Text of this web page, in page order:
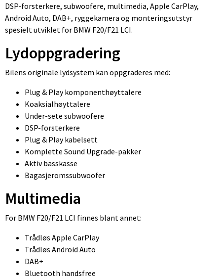
DSP-forsterkere, subwoofere, multimedia, Apple CarPlay,
Android Auto, DAB+, ryggekamera og monteringsutstyr
spesielt utviklet for BMW F20/F21 LCI.
Lydoppgradering
Bilens originale lydsystem kan oppgraderes med:
Plug & Play komponenthøyttalere
Koaksialhøyttalere
Under-sete subwoofere
DSP-forsterkere
Plug & Play kabelsett
Komplette Sound Upgrade-pakker
Aktiv basskasse
Bagasjeromssubwoofer
Multimedia
For BMW F20/F21 LCI finnes blant annet:
Trådløs Apple CarPlay
Trådløs Android Auto
DAB+
Bluetooth handsfree